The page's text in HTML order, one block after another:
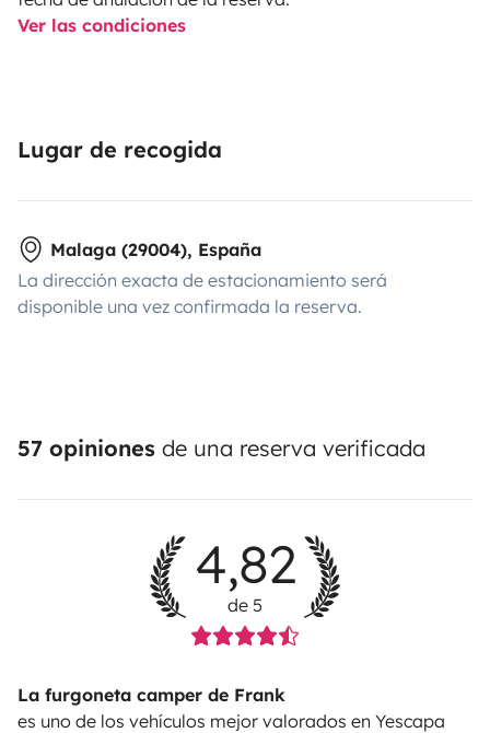
Ver las condiciones
Lugar de recogida
Malaga (29004), España
La dirección exacta de estacionamiento será
disponible una vez confirmada la reserva.
57 opiniones de una reserva verificada
4,82
de 5
La furgoneta camper de Frank
es uno de los vehículos mejor valorados en Yescapa